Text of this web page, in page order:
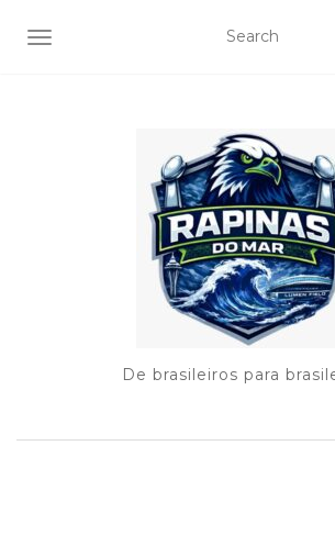
TOGGLE NAVIGATION
De brasileiros para